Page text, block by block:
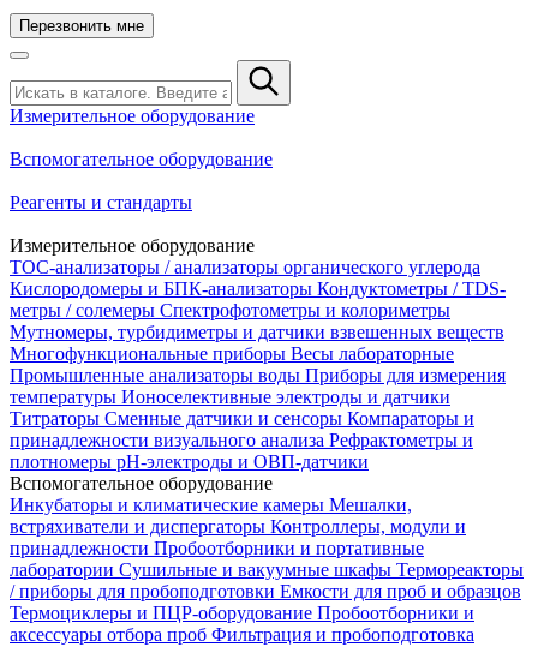
Перезвонить мне
Измерительное оборудование
Вспомогательное оборудование
Реагенты и стандарты
Измерительное оборудование
TOC-анализаторы / анализаторы органического углерода
Кислородомеры и БПК-анализаторы Кондуктометры / TDS-
метры / солемеры Спектрофотометры и колориметры
Мутномеры, турбидиметры и датчики взвешенных веществ
Многофункциональные приборы Весы лабораторные
Промышленные анализаторы воды Приборы для измерения
температуры Ионоселективные электроды и датчики
Титраторы Сменные датчики и сенсоры Компараторы и
принадлежности визуального анализа Рефрактометры и
плотномеры pH-электроды и ОВП-датчики
Вспомогательное оборудование
Инкубаторы и климатические камеры Мешалки,
встряхиватели и диспергаторы Контроллеры, модули и
принадлежности Пробоотборники и портативные
лаборатории Сушильные и вакуумные шкафы Термореакторы
/ приборы для пробоподготовки Емкости для проб и образцов
Термоциклеры и ПЦР-оборудование Пробоотборники и
аксессуары отбора проб Фильтрация и пробоподготовка